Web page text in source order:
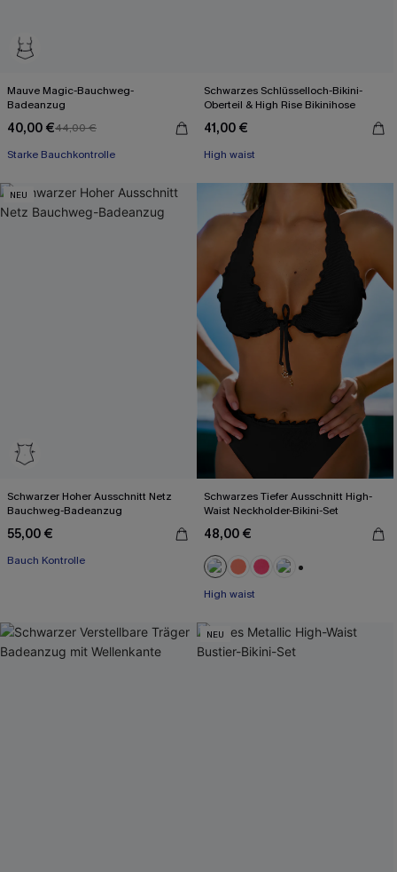
Mauve Magic-Bauchweg-
Badeanzug
40,00 €44,00 €
Starke Bauchkontrolle
Schwarzes Schlüsselloch-Bikini-
Oberteil & High Rise Bikinihose
41,00 €
High waist
NEU
Schwarzer Hoher Ausschnitt Netz
Bauchweg-Badeanzug
55,00 €
Bauch Kontrolle
Schwarzes Tiefer Ausschnitt High-
Waist Neckholder-Bikini-Set
48,00 €
High waist
NEU